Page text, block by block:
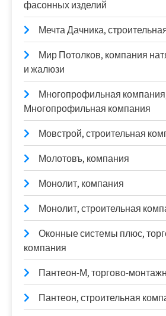
фасонных изделий
Мечта Дачника,
Мир Потолков, компания
и жалюзи
Многопрофильная
Многопрофильная компания
Мовстрой, строительная
Молотовъ, компания
Монолит, компания
Монолит, строительная
Оконные системы плюс,
компания
Пантеон-М, торгово-
Пантеон, строительная